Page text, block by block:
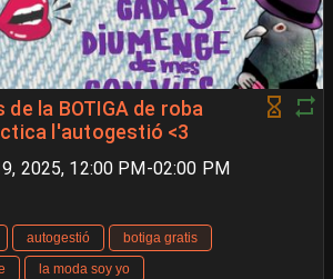
la BOTIGA de roba
l'autogestió <3
2025, 12:00 PM-02:00 PM
autogestió
botiga gratis
la moda soy yo